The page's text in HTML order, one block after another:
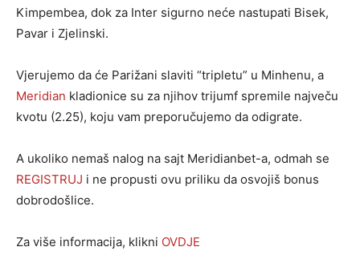
Kimpembea, dok za Inter sigurno neće nastupati Bisek,
Pavar i Zjelinski.
Vjerujemo da će Parižani slaviti “tripletu” u Minhenu, a
Meridian kladionice su za njihov trijumf spremile največu
kvotu (2.25), koju vam preporučujemo da odigrate.
A ukoliko nemaš nalog na sajt Meridianbet-a, odmah se
REGISTRUJ i ne propusti ovu priliku da osvojiš bonus
dobrodošlice.
Za više informacija, klikni OVDJE